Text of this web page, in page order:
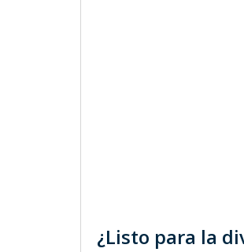
¿Listo para la